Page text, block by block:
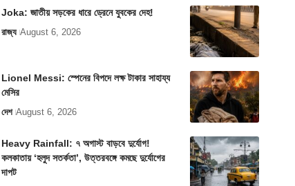
Joka: জাতীয় সড়কের ধারে ড্রেনে যুবকের দেহ!
রাজ্য August 6, 2026
Lionel Messi: স্পেনের বিপদে লক্ষ টাকার সাহায্য
মেসির
দেশ August 6, 2026
Heavy Rainfall: ৭ অগাস্ট বাড়বে দুর্যোগ!
কলকাতায় ‘হলুদ সতর্কতা’, উত্তরবঙ্গে কমছে দুর্যোগের
দাপট